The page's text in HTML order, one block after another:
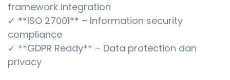
framework integration
✓ **ISO 27001** – Information security
compliance
✓ **GDPR Ready** – Data protection dan
privacy